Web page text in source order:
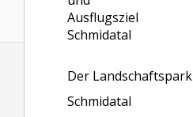
Der Landschaftspark
Schmidatal